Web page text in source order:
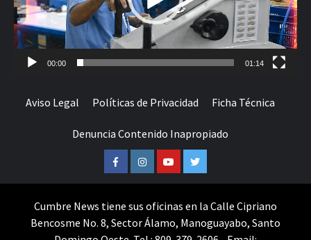
00:00 01:14
Aviso Legal Políticas de Privacidad Ficha Técnica
Denuncia Contenido Inapropiado
FacebookInstagramYoutubeTwitter
Cumbre News tiene sus oficinas en la Calle Cipriano
Bencosme No. 8, Sector Álamo, Manoguayabo, Santo